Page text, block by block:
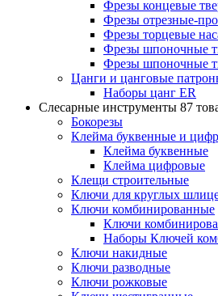
Фрезы концевые
Фрезы отрезные-
Фрезы торцевые
Фрезы шпоночные
Фрезы шпоночные
Цанги и цанговые
Наборы цанг ER
Слесарные инструменты 87
Бокорезы
Клейма буквенные и
Клейма буквенные
Клейма цифровые
Клещи строительные
Ключи для круглых
Ключи комбинированные
Ключи
Наборы Ключей
Ключи накидные
Ключи разводные
Ключи рожковые